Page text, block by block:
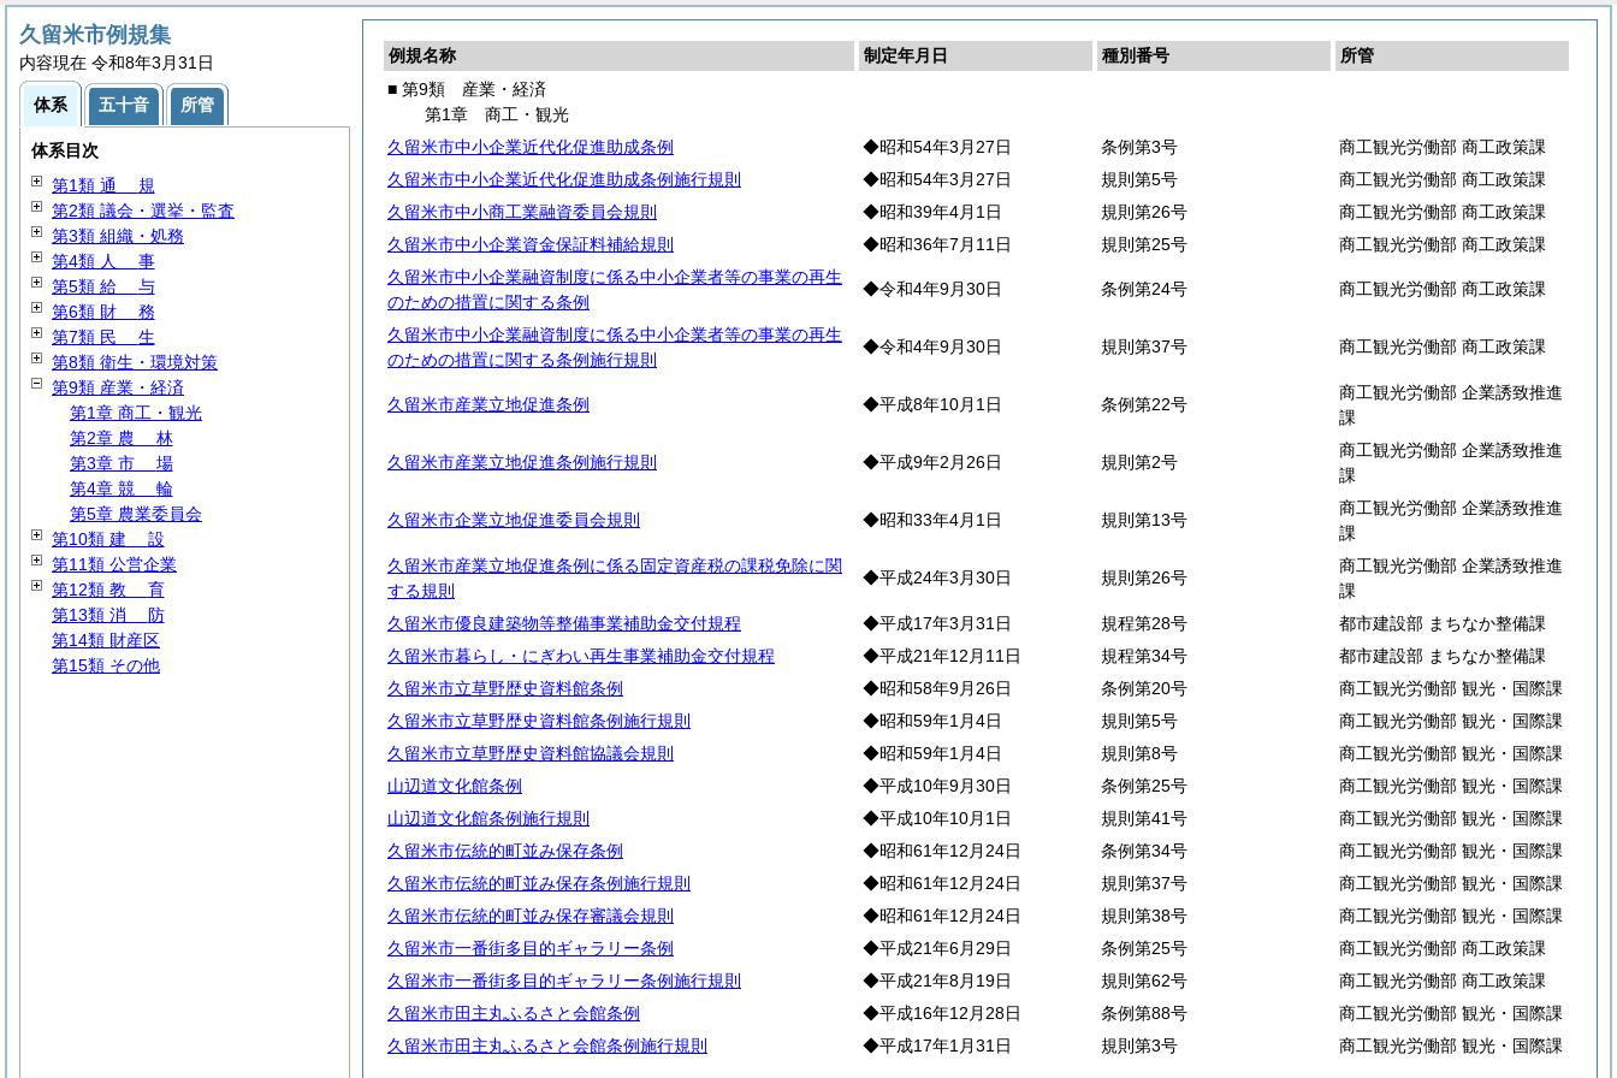
例規名称 制定年月日 種別番号
所管
■ 第9類 産業・経済
第1章 商工・観光
久留米市中小企業近代化促進助成条例
◆昭和54年3月27日 条例第3号
商工観光労働部 商工政策課
久留米市中小企業近代化促進助成条例施行規則
◆昭和54年3月27日 規則第5号
商工観光労働部 商工政策課
久留米市中小商工業融資委員会規則
◆昭和39年4月1日 規則第26号
商工観光労働部 商工政策課
久留米市中小企業資金保証料補給規則
◆昭和36年7月11日 規則第25号
商工観光労働部 商工政策課
久留米市中小企業融資制度に係る中小企業者等の事業の再生
のための措置に関する条例
◆令和4年9月30日 条例第24号 商工観光労働部 商工政策課
久留米市中小企業融資制度に係る中小企業者等の事業の再生
のための措置に関する条例施行規則
◆令和4年9月30日 規則第37号 商工観光労働部 商工政策課
久留米市産業立地促進条例 ◆平成8年10月1日 条例第22号
商工観光労働部 企業誘致推進
課
久留米市産業立地促進条例施行規則 ◆平成9年2月26日 規則第2号
商工観光労働部 企業誘致推進
課
久留米市企業立地促進委員会規則 ◆昭和33年4月1日 規則第13号
商工観光労働部 企業誘致推進
課
久留米市産業立地促進条例に係る固定資産税の課税免除に関
する規則
◆平成24年3月30日 規則第26号
商工観光労働部 企業誘致推進
課
久留米市優良建築物等整備事業補助金交付規程
◆平成17年3月31日 規程第28号
都市建設部 まちなか整備課
久留米市暮らし・にぎわい再生事業補助金交付規程
◆平成21年12月11日 規程第34号
都市建設部 まちなか整備課
久留米市立草野歴史資料館条例
◆昭和58年9月26日 条例第20号
商工観光労働部 観光・国際課
久留米市立草野歴史資料館条例施行規則
◆昭和59年1月4日 規則第5号
商工観光労働部 観光・国際課
久留米市立草野歴史資料館協議会規則
◆昭和59年1月4日 規則第8号
商工観光労働部 観光・国際課
山辺道文化館条例
◆平成10年9月30日 条例第25号
商工観光労働部 観光・国際課
山辺道文化館条例施行規則
◆平成10年10月1日 規則第41号
商工観光労働部 観光・国際課
久留米市伝統的町並み保存条例
◆昭和61年12月24日 条例第34号
商工観光労働部 観光・国際課
久留米市伝統的町並み保存条例施行規則
◆昭和61年12月24日 規則第37号
商工観光労働部 観光・国際課
久留米市伝統的町並み保存審議会規則
◆昭和61年12月24日 規則第38号
商工観光労働部 観光・国際課
久留米市一番街多目的ギャラリー条例
◆平成21年6月29日 条例第25号
商工観光労働部 商工政策課
久留米市一番街多目的ギャラリー条例施行規則
◆平成21年8月19日 規則第62号
商工観光労働部 商工政策課
久留米市田主丸ふるさと会館条例
◆平成16年12月28日 条例第88号
商工観光労働部 観光・国際課
久留米市田主丸ふるさと会館条例施行規則
◆平成17年1月31日 規則第3号 商工観光労働部 観光・国際課
久留米市例規集
内容現在 令和8年3月31日
体系 五十音 所管
体系目次
第1類 通 規
第2類 議会・選挙・監査
第3類 組織・処務
第4類 人 事
第5類 給 与
第6類 財 務
第7類 民 生
第8類 衛生・環境対策
第9類 産業・経済
第1章 商工・観光
第2章 農 林
第3章 市 場
第4章 競 輪
第5章 農業委員会
第10類 建 設
第11類 公営企業
第12類 教 育
第13類 消 防
第14類 財産区
第15類 その他